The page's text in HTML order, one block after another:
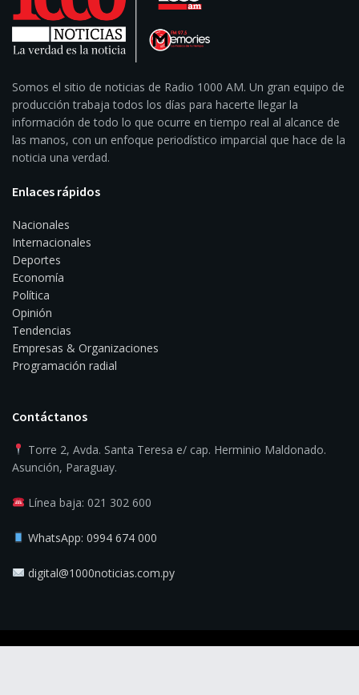
Somos el sitio de noticias de Radio 1000 AM. Un gran equipo de
producción trabaja todos los días para hacerte llegar la
información de todo lo que ocurre en tiempo real al alcance de
las manos, con un enfoque periodístico imparcial que hace de la
noticia una verdad.
Enlaces rápidos
Nacionales
Internacionales
Deportes
Economía
Política
Opinión
Tendencias
Empresas & Organizaciones
Programación radial
Contáctanos
Torre 2, Avda. Santa Teresa e/ cap. Herminio Maldonado.
Asunción, Paraguay.
Línea baja: 021 302 600
WhatsApp: 0994 674 000
digital@1000noticias.com.py